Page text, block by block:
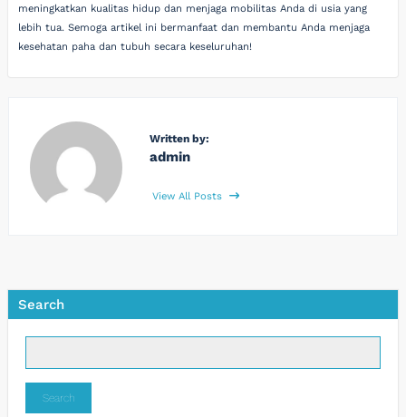
meningkatkan kualitas hidup dan menjaga mobilitas Anda di usia yang
lebih tua. Semoga artikel ini bermanfaat dan membantu Anda menjaga
kesehatan paha dan tubuh secara keseluruhan!
Written by:
admin
View All Posts
Search
Search